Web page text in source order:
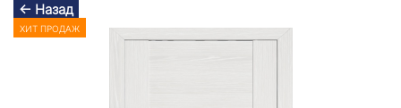
← Назад
ХИТ ПРОДАЖ